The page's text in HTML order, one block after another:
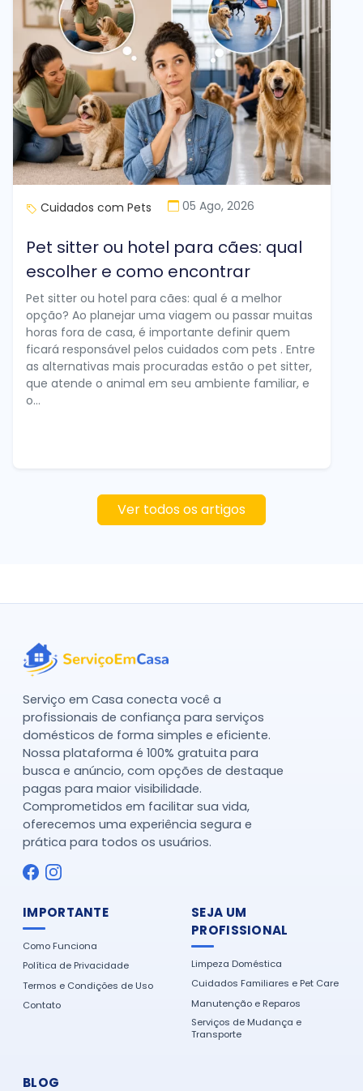
Cuidados com Pets 05 Ago, 2026
Pet sitter ou hotel para cães: qual
escolher e como encontrar
Pet sitter ou hotel para cães: qual é a melhor
opção? Ao planejar uma viagem ou passar muitas
horas fora de casa, é importante definir quem
ficará responsável pelos cuidados com pets . Entre
as alternativas mais procuradas estão o pet sitter,
que atende o animal em seu ambiente familiar, e
o...
Ver todos os artigos
Serviço em Casa conecta você a
profissionais de confiança para serviços
domésticos de forma simples e eficiente.
Nossa plataforma é 100% gratuita para
busca e anúncio, com opções de destaque
pagas para maior visibilidade.
Comprometidos em facilitar sua vida,
oferecemos uma experiência segura e
prática para todos os usuários.
IMPORTANTE
Como Funciona
Política de Privacidade
Termos e Condições de Uso
Contato
SEJA UM
PROFISSIONAL
Limpeza Doméstica
Cuidados Familiares e Pet Care
Manutenção e Reparos
Serviços de Mudança e
Transporte
BLOG